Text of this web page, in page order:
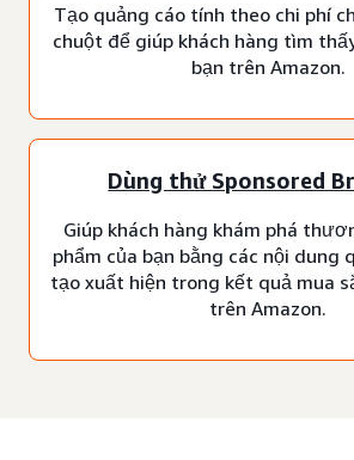
Tạo quảng cáo tính theo chi phí
chuột để giúp khách hàng tìm
bạn trên Amazon.
Dùng thử Sponsored
Giúp khách hàng khám phá
phẩm của bạn bằng các nội dung
tạo xuất hiện trong kết quả mua
trên Amazon.